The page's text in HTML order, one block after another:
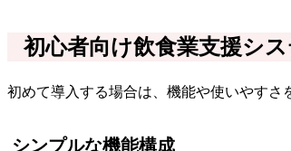
初心者向け飲食業支援シ
初めて導入する場合は、機能や使いやすさ
シンプルな機能構成